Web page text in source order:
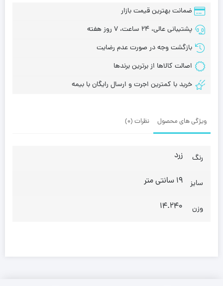
ضمانت بهترین قیمت بازار
پشتیبانی عالی، 24 ساعت، 7 روز هفته
بازگشت وجه در صورت عدم رضایت
اصالت کالاها از برترین برندها
خرید با کمترین اجرت و ارسال رایگان با بیمه
ویژگی های محصول نظرات (0)
رنگ زرد
سایز 19 سانتی متر
وزن 14.240